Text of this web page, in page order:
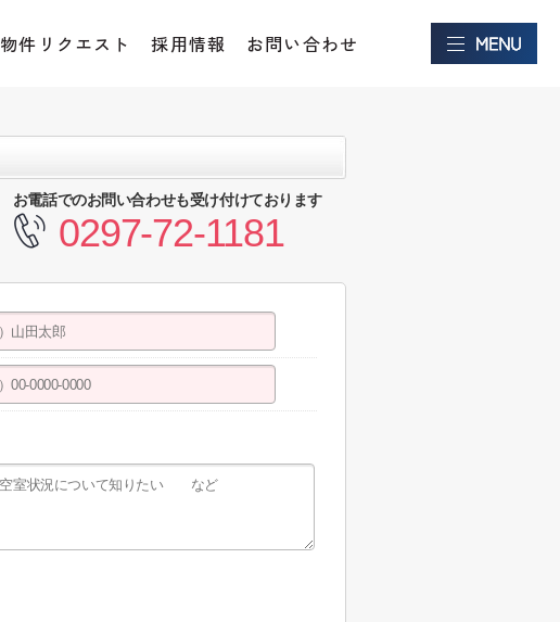
物件リクエスト 採用情報 お問い合わせ
お電話でのお問い合わせも受け付けております
0297-72-1181